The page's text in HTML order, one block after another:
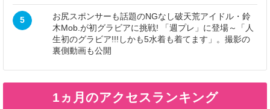
5
お尻スポンサーも話題のNGなし破天荒アイドル・鈴
木Mob.が初グラビアに挑戦! 「週プレ」に登場～「人
生初のグラビア!!!しかも5水着も着てます」。撮影の
裏側動画も公開
1ヵ月のアクセスランキング